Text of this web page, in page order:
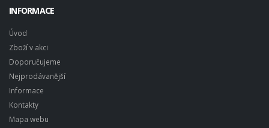
INFORMACE
Úvod
Zboží v akci
Doporučujeme
Nejprodávanější
Informace
Kontakty
Mapa webu